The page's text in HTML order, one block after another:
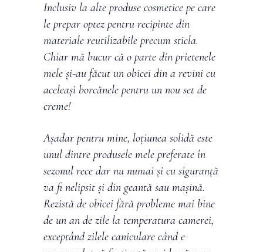
Inclusiv la alte produse cosmetice pe care
le prepar optez pentru recipinte din
materiale reutilizabile precum sticla.
Chiar mă bucur că o parte din prietenele
mele și-au făcut un obicei din a revini cu
aceleași borcănele pentru un nou set de
creme!
Așadar pentru mine, loțiunea solidă este
unul dintre produsele mele preferate în
sezonul rece dar nu numai și cu siguranță
va fi nelipsit și din geantă sau mașină.
Rezistă de obicei fără probleme mai bine
de un an de zile la temperatura camerei,
exceptând zilele caniculare când e